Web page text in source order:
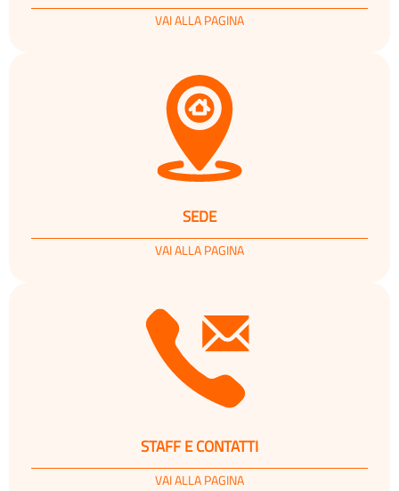
VAI ALLA PAGINA
SEDE
VAI ALLA PAGINA
STAFF E CONTATTI
VAI ALLA PAGINA